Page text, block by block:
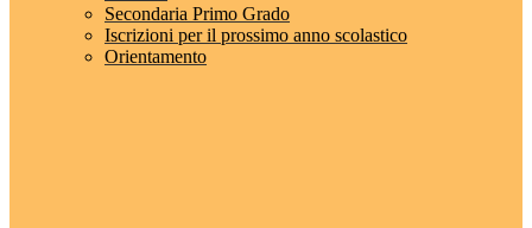
Secondaria Primo Grado
Iscrizioni per il prossimo anno scolastico
Orientamento